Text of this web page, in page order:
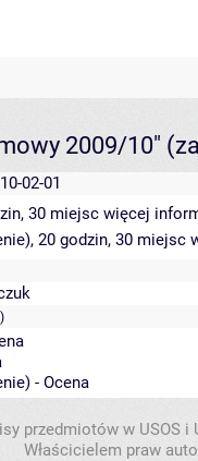
2009/10"
02-01
30 miejsc więcej
20 godzin, 30 miejsc
- Ocena
przedmiotów w USOS
Właścicielem praw